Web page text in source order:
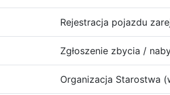
Rejestracja pojazdu
Zgłoszenie zbycia /
Organizacja Starostwa